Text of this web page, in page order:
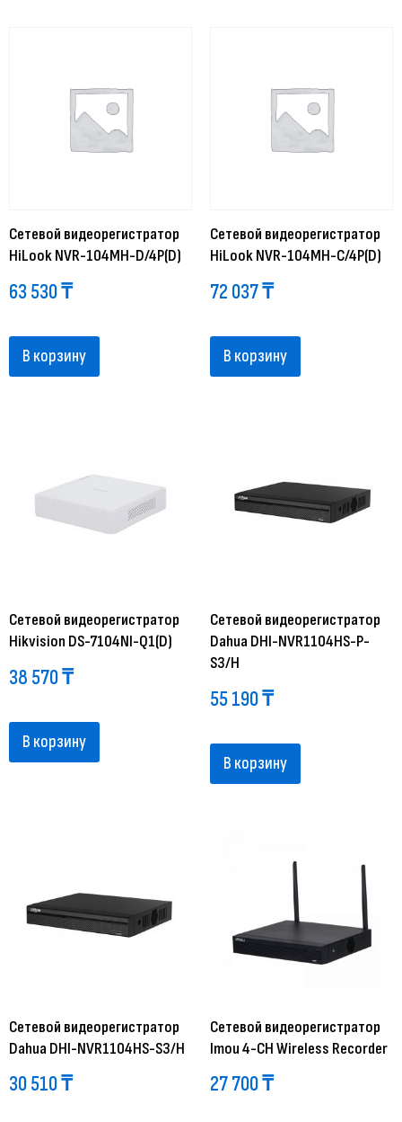
Сетевой видеорегистратор
HiLook NVR-104MH-D/4P(D)
63 530₸
В корзину
Сетевой видеорегистратор
HiLook NVR-104MH-C/4P(D)
72 037₸
В корзину
Сетевой видеорегистратор
Hikvision DS-7104NI-Q1(D)
38 570₸
В корзину
Сетевой видеорегистратор
Dahua DHI-NVR1104HS-P-
S3/H
55 190₸
В корзину
Сетевой видеорегистратор
Dahua DHI-NVR1104HS-S3/H
30 510₸
Сетевой видеорегистратор
Imou 4-CH Wireless Recorder
27 700₸